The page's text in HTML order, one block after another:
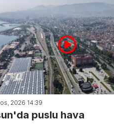
2026 14:39
puslu hava